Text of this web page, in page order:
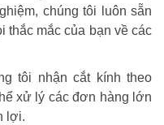
chúng tôi luôn sẵn
thắc mắc của bạn về các
tôi nhận cắt kính theo
xử lý các đơn hàng lớn
lợi.